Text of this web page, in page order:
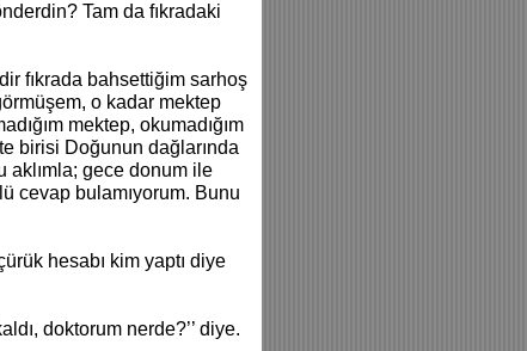
Tam da fıkradaki
fıkrada bahsettiğim sarhoş
o kadar mektep
mektep, okumadığım
birisi Doğunun dağlarında
aklımla; gece donum ile
cevap bulamıyorum. Bunu
hesabı kim yaptı diye
doktorum nerde?’’ diye.